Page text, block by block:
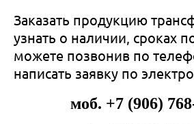
Заказать продукцию
узнать о наличии, сроках
можете позвонив по
написать заявку по
моб. +7 (906)